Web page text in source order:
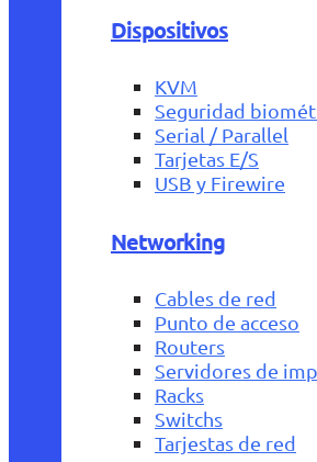
Dispositivos
KVM
Seguridad
Serial / Parallel
Tarjetas E/S
USB y Firewire
Networking
Cables de red
Punto de acceso
Routers
Servidores de
Racks
Switchs
Tarjestas de red